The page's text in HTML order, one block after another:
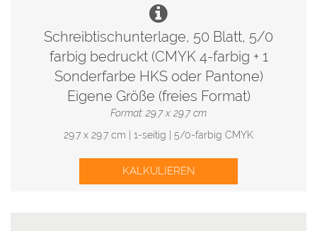
Schreibtischunterlage, 50 Blatt, 5/0
farbig bedruckt (CMYK 4-farbig + 1
Sonderfarbe HKS oder Pantone)
Eigene Größe (freies Format)
Format: 29.7 x 29.7 cm
29.7 x 29.7 cm | 1-seitig | 5/0-farbig CMYK
KALKULIEREN